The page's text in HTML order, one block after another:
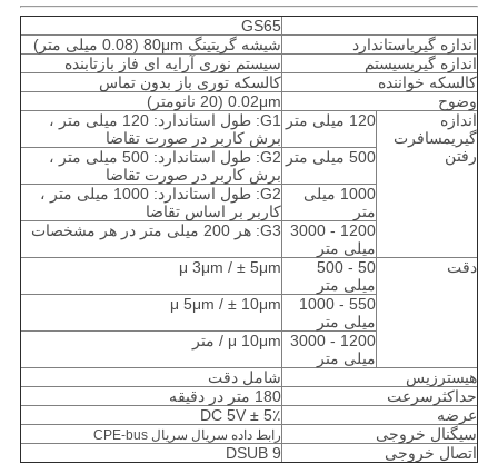
GS65
اندازه گیریاستاندارد
شیشه گریتینگ 80μm (0.08 میلی متر)
اندازه گیریسیستم
سیستم نوری آرایه ای فاز بازتابنده
کالسکه خواننده
کالسکه توری باز بدون تماس
وضوح
0.02μm (20 نانومتر)
اندازه
گیریمسافرت
رفتن
120 میلی متر
G1: طول استاندارد: 120 میلی متر ،
برش کاربر در صورت تقاضا
500 میلی متر
G2: طول استاندارد: 500 میلی متر ،
برش کاربر در صورت تقاضا
1000 میلی
متر
G2: طول استاندارد: 1000 میلی متر ،
کاربر بر اساس تقاضا
1200 - 3000
میلی متر
G3: هر 200 میلی متر در هر مشخصات
دقت
50 - 500
میلی متر
μ 3μm / ± 5μm
550 - 1000
میلی متر
μ 5μm / ± 10μm
1200 - 3000
میلی متر
μ 10μm / متر
هیسترزیس
شامل دقت
حداکثرسرعت
180 متر در دقیقه
عرضه
DC 5V ± 5٪
سیگنال خروجی
رابط داده سریال سریال CPE-bus
اتصال خروجی DSUB 9